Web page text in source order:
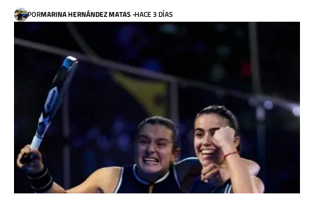
PORMARINA HERNÁNDEZ MATAS HACE 3 DÍAS